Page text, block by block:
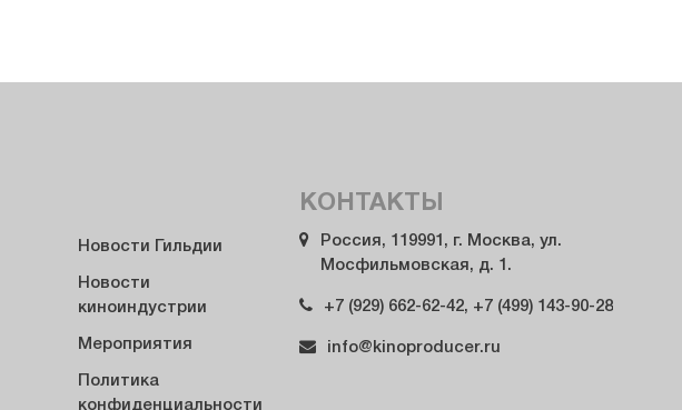
Новости Гильдии
Новости
киноиндустрии
Мероприятия
Политика
конфиденциальности
КОНТАКТЫ
Россия, 119991, г. Москва, ул.
Мосфильмовская, д. 1.
+7 (929) 662-62-42, +7 (499) 143-90-28
info@kinoproducer.ru